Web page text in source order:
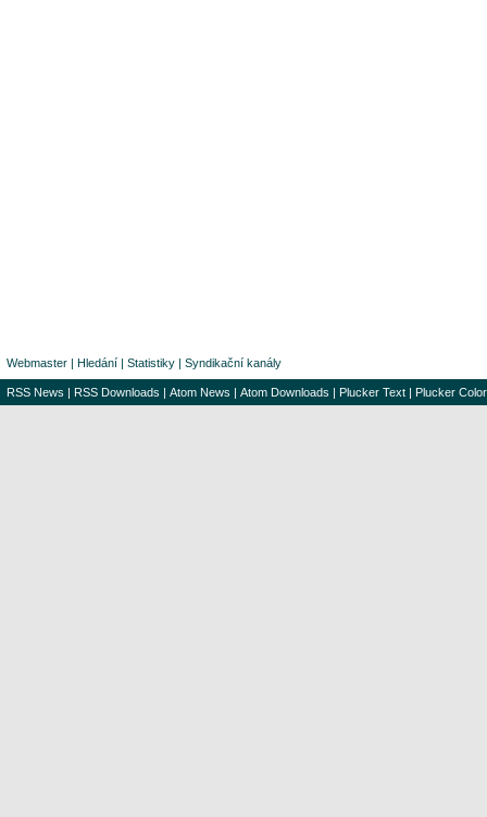
Webmaster | Hledání | Statistiky | Syndikační kanály
RSS News | RSS Downloads | Atom News | Atom Downloads | Plucker Text | Plucker Color